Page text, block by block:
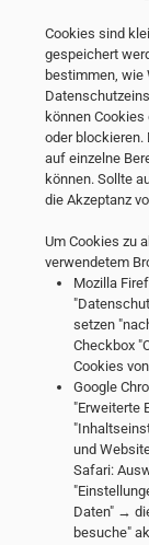
Cookies sind
gespeichert
bestimmen, wie
können
oder blockieren.
auf einzelne
können. Sollte
die Akzeptanz
Um Cookies zu
verwendetem
Mozilla
setzen
Checkbox
Cookies
Google
"Erweiterte
und
Safari:
Daten" →
besuche"